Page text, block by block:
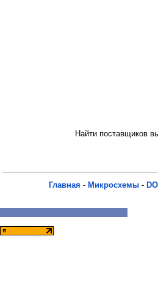
Найти поставщиков
Главная - Микросхемы -